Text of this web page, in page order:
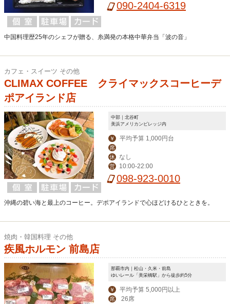
090-2404-6319
中国料理歴25年のシェフが贈る、糸満発の本格中華弁当「波の音」
カフェ・スイーツ その他
CLIMAX COFFEE クライマックスコーヒーデ
ポアイランド店
中部｜北谷町
美浜アメリカンビレッジ内
￥ 平均予算 1,000円台
席
休
なし
営 10:00-22:00
098-923-0010
沖縄の碧い海と最上のコーヒー。デポアイランドで心ほどけるひとときを。
焼肉・韓国料理 その他
疾風ホルモン 前島店
那覇市内｜松山・久米・前島
ゆいレール「美栄橋駅」から徒歩約5分
￥ 平均予算 5,000円以上
席 26席